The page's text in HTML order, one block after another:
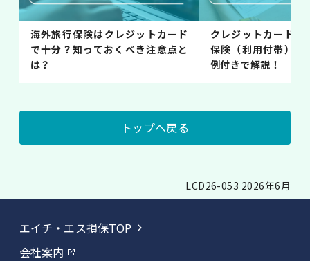
海外旅行保険はクレジットカード
で十分？知っておくべき注意点と
は？
クレジットカード付
保険（利用付帯）の
例付きで解説！
トップへ戻る
LCD26-053 2026年6月
エイチ・エス損保TOP
会社案内